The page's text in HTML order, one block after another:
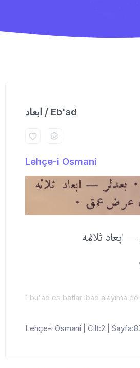
ابعاد / Eb'ad
Lehçe-i Osmani
1 bu'ad es batlar ibad alayıma
Lehçe-i Osmani | Cilt:2 |